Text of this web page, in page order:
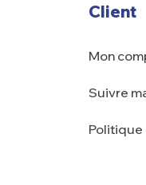
Client
Mon
Suivre